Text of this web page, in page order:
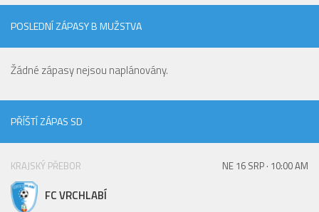
Zápasy SŽ 2025/26
Hráči
Realizační tým
Zápasy
Ml. žáci
Hráči
Zápasy
Výsledky
POSLEDNÍ ZÁPASY B MUŽSTVA
Žádné zápasy nejsou naplánovány.
PŘÍŠTÍ ZÁPAS SD
KRAJSKÝ PŘEBOR NE 16 SRP · 10:00 AM
FC VRCHLABÍ